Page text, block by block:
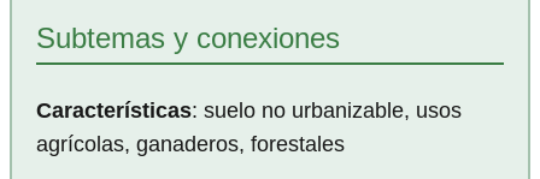
Subtemas y conexiones
Características: suelo no urbanizable, usos
agrícolas, ganaderos, forestales